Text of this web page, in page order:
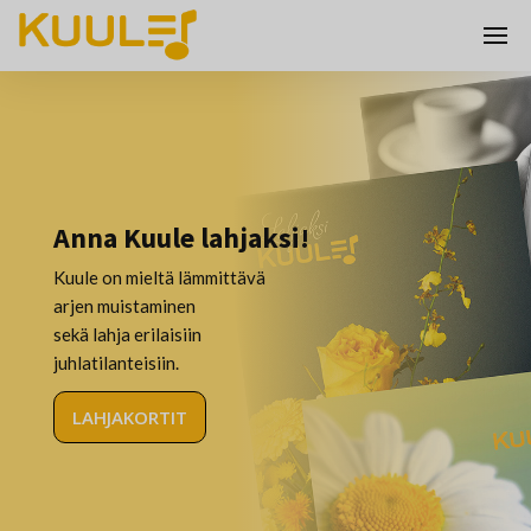
Anna Kuule lahjaksi!
Kuule on mieltä lämmittävä
arjen muistaminen
sekä lahja erilaisiin
juhlatilanteisiin.
LAHJAKORTIT